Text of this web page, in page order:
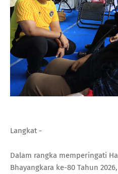
Langkat -
Dalam rangka memperingati
Bhayangkara ke-80 Tahun